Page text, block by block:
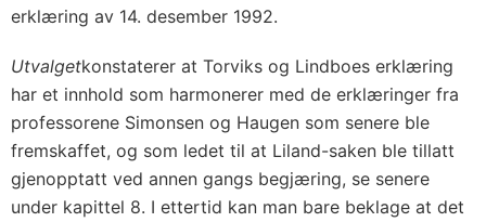
erklæring av 14. desember 1992.
Utvalgetkonstaterer at Torviks og Lindboes erklæring
har et innhold som harmonerer med de erklæringer fra
professorene Simonsen og Haugen som senere ble
fremskaffet, og som ledet til at Liland-saken ble tillatt
gjenopptatt ved annen gangs begjæring, se senere
under kapittel 8. I ettertid kan man bare beklage at det